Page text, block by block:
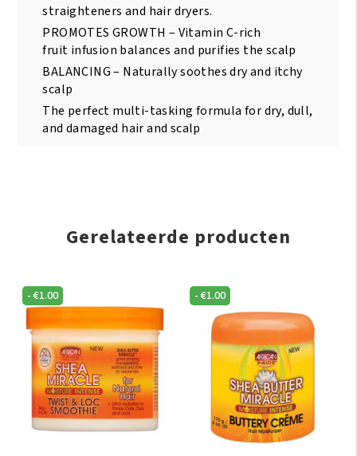
straighteners and hair dryers.
PROMOTES GROWTH – Vitamin C-rich
fruit infusion balances and purifies the scalp
BALANCING – Naturally soothes dry and itchy
scalp
The perfect multi-tasking formula for dry, dull,
and damaged hair and scalp
Gerelateerde producten
-€1.00 -€1.00